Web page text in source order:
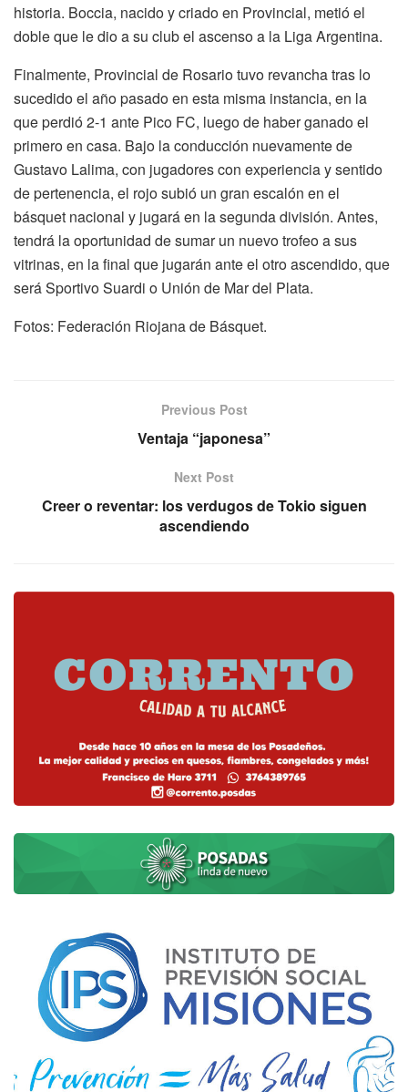
historia. Boccia, nacido y criado en Provincial, metió el
doble que le dio a su club el ascenso a la Liga Argentina.
Finalmente, Provincial de Rosario tuvo revancha tras lo
sucedido el año pasado en esta misma instancia, en la
que perdió 2-1 ante Pico FC, luego de haber ganado el
primero en casa. Bajo la conducción nuevamente de
Gustavo Lalima, con jugadores con experiencia y sentido
de pertenencia, el rojo subió un gran escalón en el
básquet nacional y jugará en la segunda división. Antes,
tendrá la oportunidad de sumar un nuevo trofeo a sus
vitrinas, en la final que jugarán ante el otro ascendido, que
será Sportivo Suardi o Unión de Mar del Plata.
Fotos: Federación Riojana de Básquet.
Previous Post
Ventaja “japonesa”
Next Post
Creer o reventar: los verdugos de Tokio siguen
ascendiendo